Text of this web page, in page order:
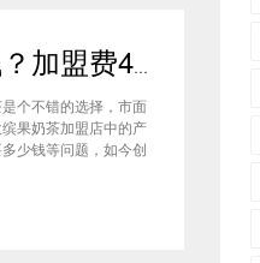
缤果奶茶加盟店一般要多少钱？加盟费4万元总体开店费用仅需20万
个不错的选择，市面
果奶茶加盟店中的产
少钱等问题，​如今创
项目吧。商标授权